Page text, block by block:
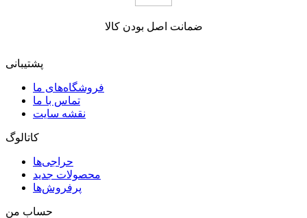
ضمانت اصل بودن کالا
پشتیبانی
فروشگاه‌های ما
تماس با ما
نقشه سایت
کاتالوگ
حراجی‌ها
محصولات جدید
پرفروش‌ها
حساب من